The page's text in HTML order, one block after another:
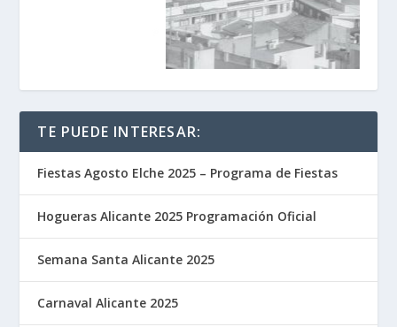
TE PUEDE INTERESAR:
Fiestas Agosto Elche 2025 – Programa de Fiestas
Hogueras Alicante 2025 Programación Oficial
Semana Santa Alicante 2025
Carnaval Alicante 2025